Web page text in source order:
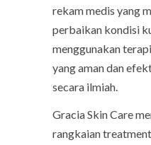
rekam medis yang
perbaikan kondisi
menggunakan
yang aman dan
secara ilmiah.
Gracia Skin Care
rangkaian